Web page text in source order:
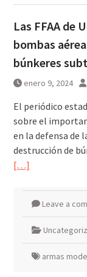
Las FFAA de
bombas
búnkeres
enero 9, 2024
El periódico
sobre el
en la defensa de
destrucción de
[…]
Leave a
armas